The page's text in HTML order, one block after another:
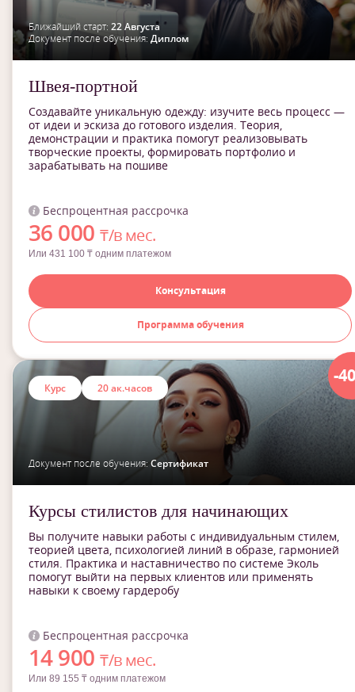
Ближайший старт: 22 Августа
Документ после обучения: Диплом
Швея-портной
Создавайте уникальную одежду: изучите весь процесс —
от идеи и эскиза до готового изделия. Теория,
демонстрации и практика помогут реализовывать
творческие проекты, формировать портфолио и
зарабатывать на пошиве
Беспроцентная рассрочка
36 000₸/в мес.
Или 431 100 ₸ одним платежом
Консультация
Программа обучения
-
Курс 20 ак.часов
Документ после обучения: Сертификат
Курсы стилистов для начинающих
Вы получите навыки работы с индивидуальным стилем,
теорией цвета, психологией линий в образе, гармонией
стиля. Практика и наставничество по системе Эколь
помогут выйти на первых клиентов или применять
навыки к своему гардеробу
Беспроцентная рассрочка
14 900₸/в мес.
Или 89 155 ₸ одним платежом